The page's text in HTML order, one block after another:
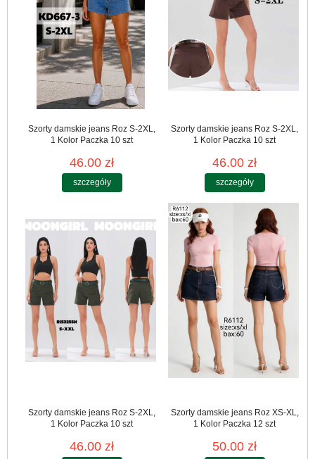
Szorty damskie jeans Roz S-2XL,
1 Kolor Paczka 10 szt
46.00 zł
szczegóły
Szorty damskie jeans Roz S-2XL,
1 Kolor Paczka 10 szt
46.00 zł
szczegóły
Szorty damskie jeans Roz S-2XL,
1 Kolor Paczka 10 szt
46.00 zł
Szorty damskie jeans Roz XS-XL,
1 Kolor Paczka 12 szt
50.00 zł